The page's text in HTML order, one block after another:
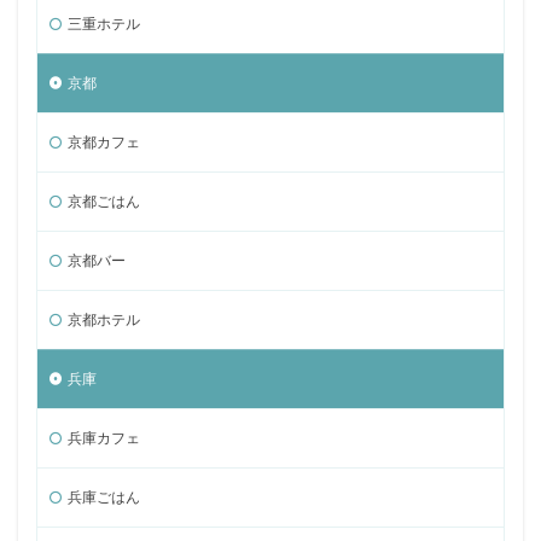
三重ホテル
京都
京都カフェ
京都ごはん
京都バー
京都ホテル
兵庫
兵庫カフェ
兵庫ごはん